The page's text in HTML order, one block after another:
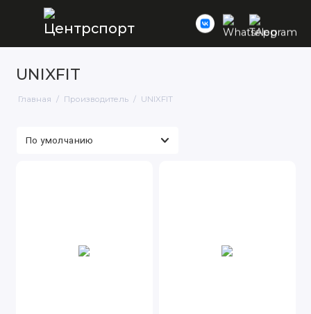
UNIXFIT
Главная Производитель UNIXFIT